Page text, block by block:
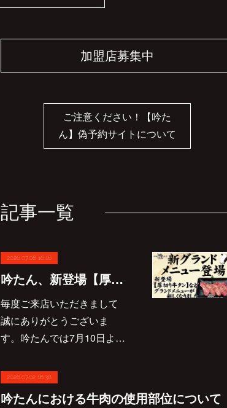
加盟店募集中
ご注意ください！【吟た
ん】偽予約サイトについて
記事一覧
2026.07.08 16:16
吟たん、新登場【厚切り牛タン】や【元祖吟カルビ】を含む新グランドメニュー7/10スタート
毎度ご来店いただきまして
誠にありがとうございま
す。吟たんでは7月10日よ…
2026.07.02 16:38
吟たんにおける牛肉の使用部位について